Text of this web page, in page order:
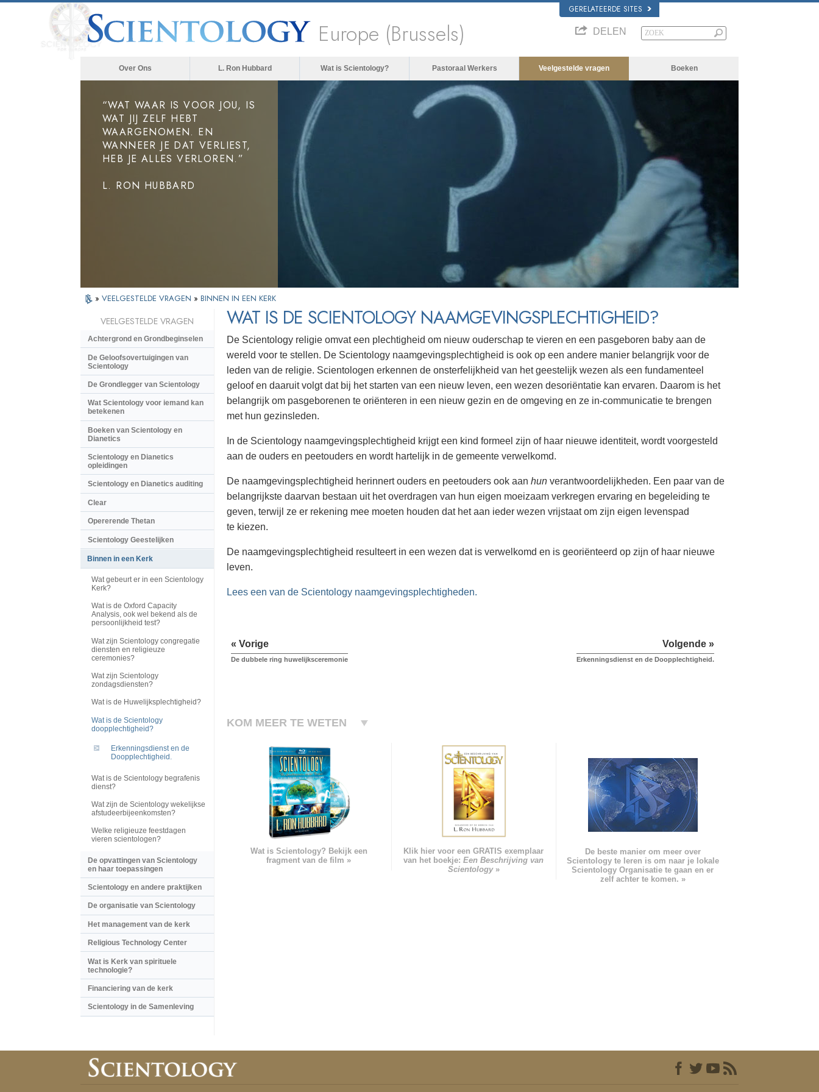
GERELATEERDE SITES
Europe (Brussels) DELEN
Over Ons L. Ron Hubbard Wat is Scientology? Pastoraal Werkers Veelgestelde vragen Boeken
“WAT WAAR IS VOOR JOU, IS
WAT JIJ ZELF HEBT
WAARGENOMEN. EN
WANNEER JE DAT VERLIEST,
HEB JE ALLES VERLOREN.”
L. RON HUBBARD
» VEELGESTELDE VRAGEN » BINNEN IN EEN KERK
WAT IS DE SCIENTOLOGY NAAMGEVINGSPLECHTIGHEID?
De Scientology religie omvat een plechtigheid om nieuw ouderschap te vieren en een pasgeboren baby aan de
wereld voor te stellen. De Scientology naamgevingsplechtigheid is ook op een andere manier belangrijk voor de
leden van de religie. Scientologen erkennen de onsterfelijkheid van het geestelijk wezen als een fundamenteel
geloof en daaruit volgt dat bij het starten van een nieuw leven, een wezen desoriëntatie kan ervaren. Daarom is het
belangrijk om pasgeborenen te oriënteren in een nieuw gezin en de omgeving en ze in-communicatie te brengen
met hun gezinsleden.
In de Scientology naamgevingsplechtigheid krijgt een kind formeel zijn of haar nieuwe identiteit, wordt voorgesteld
aan de ouders en peetouders en wordt hartelijk in de gemeente verwelkomd.
De naamgevingsplechtigheid herinnert ouders en peetouders ook aan hun verantwoordelijkheden. Een paar van de
belangrijkste daarvan bestaan uit het overdragen van hun eigen moeizaam verkregen ervaring en begeleiding te
geven, terwijl ze er rekening mee moeten houden dat het aan ieder wezen vrijstaat om zijn eigen levenspad
te kiezen.
De naamgevingsplechtigheid resulteert in een wezen dat is verwelkomd en is georiënteerd op zijn of haar nieuwe
leven.
Lees een van de Scientology naamgevingsplechtigheden.
« Vorige
De dubbele ring huwelijksceremonie
Volgende »
Erkenningsdienst en de Doopplechtigheid.
KOM MEER TE WETEN
Wat is Scientology? Bekijk een
fragment van de film »
Klik hier voor een GRATIS exemplaar
van het boekje:Een Beschrijving van
Scientology»
De beste manier om meer over
Scientology te leren is om naar je lokale
Scientology Organisatie te gaan en er
zelf achter te komen. »
VEELGESTELDE VRAGEN
Achtergrond en Grondbeginselen
De Geloofsovertuigingen van
Scientology
De Grondlegger van Scientology
Wat Scientology voor iemand kan
betekenen
Boeken van Scientology en
Dianetics
Scientology en Dianetics
opleidingen
Scientology en Dianetics auditing
Clear
Opererende Thetan
Scientology Geestelijken
Binnen in een Kerk
Wat gebeurt er in een Scientology
Kerk?
Wat is de Oxford Capacity
Analysis, ook wel bekend als de
persoonlijkheid test?
Wat zijn Scientology congregatie
diensten en religieuze
ceremonies?
Wat zijn Scientology
zondagsdiensten?
Wat is de Huwelijksplechtigheid?
Wat is de Scientology
doopplechtigheid?
Erkenningsdienst en de
Doopplechtigheid.
Wat is de Scientology begrafenis
dienst?
Wat zijn de Scientology wekelijkse
afstudeerbijeenkomsten?
Welke religieuze feestdagen
vieren scientologen?
De opvattingen van Scientology
en haar toepassingen
Scientology en andere praktijken
De organisatie van Scientology
Het management van de kerk
Religious Technology Center
Wat is Kerk van spirituele
technologie?
Financiering van de kerk
Scientology in de Samenleving